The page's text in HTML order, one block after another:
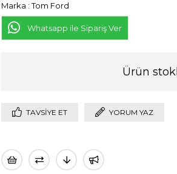
Marka : Tom Ford
Whatsapp ile Sipariş Ver
Ürün
TAVSIYE ET YORUM YAZ